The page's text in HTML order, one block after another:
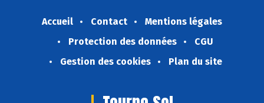
Accueil Contact
Mentions légales
Protection des données
CGU
Gestion des cookies
Plan du site